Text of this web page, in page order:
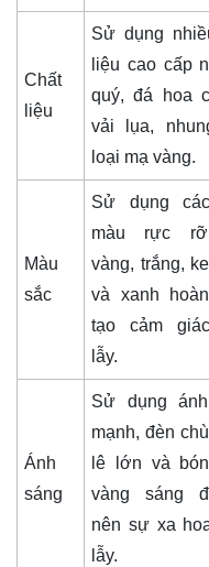
Chất
liệu
Sử dụng
liệu cao cấp
quý, đá hoa
vải lụa,
loại mạ vàng.
Màu
sắc
Sử dụng
màu rực
vàng, trắng,
và xanh
tạo cảm
lẫy.
Ánh
sáng
Sử dụng
mạnh, đèn
lê lớn và
vàng sáng
nên sự xa
lẫy.